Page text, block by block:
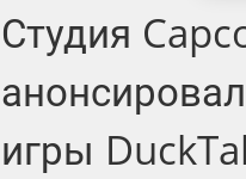
Студия
игры